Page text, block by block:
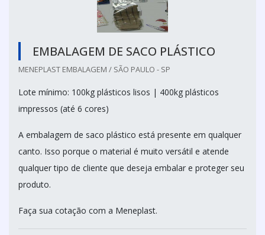
EMBALAGEM DE SACO PLÁSTICO
MENEPLAST EMBALAGEM / SÃO PAULO - SP
Lote mínimo: 100kg plásticos lisos | 400kg plásticos
impressos (até 6 cores)
A embalagem de saco plástico está presente em qualquer
canto. Isso porque o material é muito versátil e atende
qualquer tipo de cliente que deseja embalar e proteger seu
produto.
Faça sua cotação com a Meneplast.